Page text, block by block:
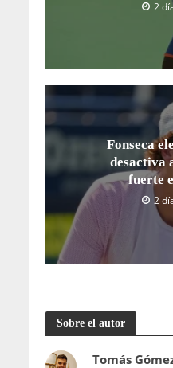
2
Fonseca
desactiva
fuerte
2
Sobre el autor
Tomás